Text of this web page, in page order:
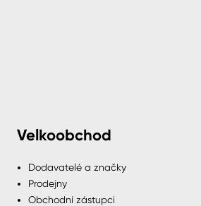
Velkoobchod
Dodavatelé a značky
Prodejny
Obchodní zástupci